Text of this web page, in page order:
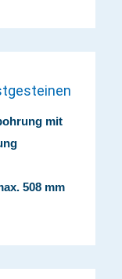
mit
508 mm